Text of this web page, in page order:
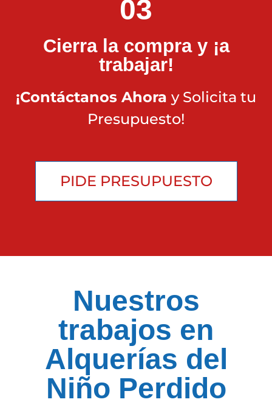
03
Cierra la compra y ¡a
trabajar!
¡Contáctanos Ahora y Solicita tu
Presupuesto!
PIDE PRESUPUESTO
Nuestros
trabajos en
Alquerías del
Niño Perdido